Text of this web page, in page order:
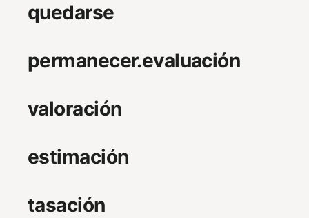
quedarse
permanecer.evaluación
valoración
estimación
tasación